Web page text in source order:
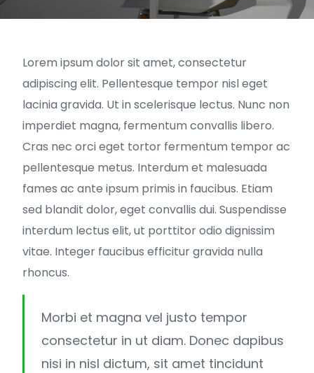
Lorem ipsum dolor sit amet, consectetur
adipiscing elit. Pellentesque tempor nisl eget
lacinia gravida. Ut in scelerisque lectus. Nunc non
imperdiet magna, fermentum convallis libero.
Cras nec orci eget tortor fermentum tempor ac
pellentesque metus. Interdum et malesuada
fames ac ante ipsum primis in faucibus. Etiam
sed blandit dolor, eget convallis dui. Suspendisse
interdum lectus elit, ut porttitor odio dignissim
vitae. Integer faucibus efficitur gravida nulla
rhoncus.
Morbi et magna vel justo tempor
consectetur in ut diam. Donec dapibus
nisi in nisl dictum, sit amet tincidunt